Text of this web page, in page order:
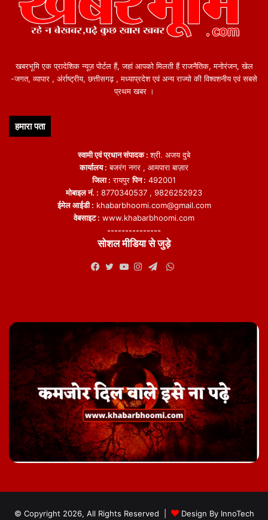
खबरभूमि एक प्रादेशिक न्यूज़ पोर्टल हैं, जहां आपको मिलती हैं राजनैतिक, मनोरंजन, खेल
-जगत, व्यापार , अंर्राष्ट्रीय, छत्तीसगढ़ , मध्याप्रदेश एवं अन्य राज्यो की विश्वशनीय एवं सबसे
प्रथम खबर ।
हमारा पता
स्वामी एवं प्रधान संपादक :श्री. अजय दुबे
कार्यालय : बजरंग नगर , आमपारा बाज़ार
जिला : रायपुरपिन : 492001
मोबाइल नं. : 8770340537 , 9826252923
ईमेल आईडी : khabarbhoomi.com@gmail.com
वेबसाइट : www.khabarbhoomi.com
---------------
सोशल मीडिया से जुड़े
WhatsApp
© Copyright 2026, All Rights Reserved | Design By InnoTech